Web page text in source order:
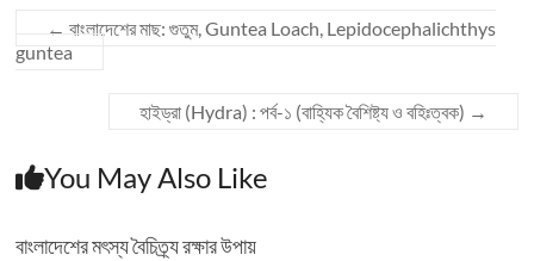
← বাংলাদেশের মাছ: গুতুম, Guntea Loach, Lepidocephalichthys
guntea
হাইড্রা (Hydra) : পর্ব-১ (বাহ্যিক বৈশিষ্ট্য ও বহিঃত্বক) →
You May Also Like
বাংলাদেশের মৎস্য বৈচিত্র্য রক্ষার উপায়